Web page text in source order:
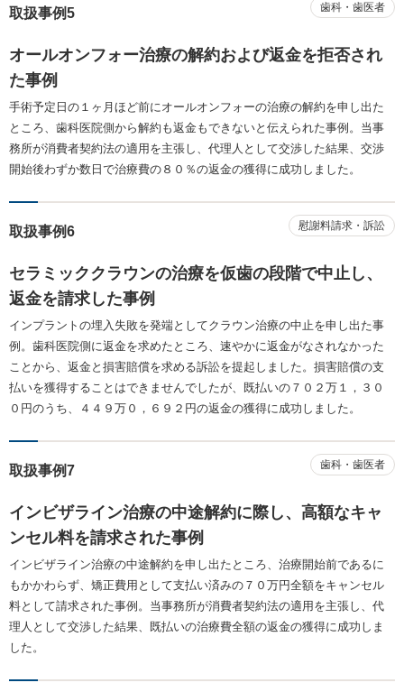
取扱事例5 歯科・歯医者
オールオンフォー治療の解約および返金を拒否され
た事例
手術予定日の１ヶ月ほど前にオールオンフォーの治療の解約を申し出た
ところ、歯科医院側から解約も返金もできないと伝えられた事例。当事
務所が消費者契約法の適用を主張し、代理人として交渉した結果、交渉
開始後わずか数日で治療費の８０％の返金の獲得に成功しました。
取扱事例6 慰謝料請求・訴訟
セラミッククラウンの治療を仮歯の段階で中止し、
返金を請求した事例
インプラントの埋入失敗を発端としてクラウン治療の中止を申し出た事
例。歯科医院側に返金を求めたところ、速やかに返金がなされなかった
ことから、返金と損害賠償を求める訴訟を提起しました。損害賠償の支
払いを獲得することはできませんでしたが、既払いの７０２万１，３０
０円のうち、４４９万０，６９２円の返金の獲得に成功しました。
取扱事例7 歯科・歯医者
インビザライン治療の中途解約に際し、高額なキャ
ンセル料を請求された事例
インビザライン治療の中途解約を申し出たところ、治療開始前であるに
もかかわらず、矯正費用として支払い済みの７０万円全額をキャンセル
料として請求された事例。当事務所が消費者契約法の適用を主張し、代
理人として交渉した結果、既払いの治療費全額の返金の獲得に成功しま
した。